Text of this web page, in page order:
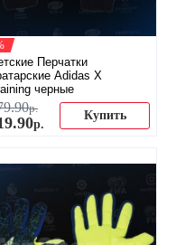
Перчатки
Adidas X
черные
.90р.
.90р.
Купить